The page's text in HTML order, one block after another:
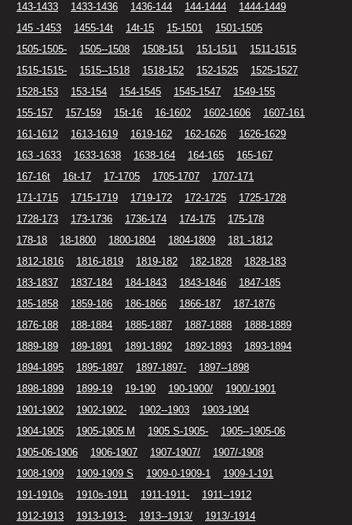
143-1433
1433-1436 1436-144 144-1444
1444-1449
145 -1453
1455-14t 14t-15 15-1501
1501-1505
1505-1505-
1505--1508 1508-151 151-1511
1511-1515
1515-1515-
1515--1518 1518-152 152-1525
1525-1527
1528-153
153-154 154-1545 1545-1547
1549-155
155-157
157-159 15t-16 16-1602 1602-1606
1607-161
161-1612
1613-1619 1619-162 162-1626
1626-1629
163 -1633
1633-1638 1638-164 164-165
165-167
167-16t
16t-17 17-1705 1705-1707
1707-171
171-1715
1715-1719 1719-172 172-1725
1725-1728
1728-173
173-1736 1736-174 174-175
175-178
178-18
18-1800 1800-1804 1804-1809
181 -1812
1812-1816
1816-1819 1819-182 182-1828
1828-183
183-1837
1837-184 184-1843 1843-1846
1847-185
185-1858
1859-186 186-1866 1866-187
187-1876
1876-188
188-1884 1885-1887 1887-1888
1888-1889
1889-189
189-1891 1891-1892 1892-1893
1893-1894
1894-1895
1895-1897 1897-1897-
1897--1898
1898-1899
1899-19 19-190 190-1900/
1900/-1901
1901-1902
1902-1902- 1902--1903
1903-1904
1904-1905
1905-1905 M 1905 S-1905-
1905--1905-06
1905-06-1906
1906-1907 1907-1907/
1907/-1908
1908-1909
1909-1909 S 1909-0-1909-1
1909-1-191
191-1910s
1910s-1911 1911-1911-
1911--1912
1912-1913
1913-1913- 1913--1913/
1913/-1914